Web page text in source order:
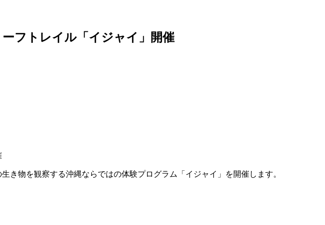
フトレイル「イジャイ」開催
き物を観察する沖縄ならではの体験プログラム「イジャイ」を開催します。